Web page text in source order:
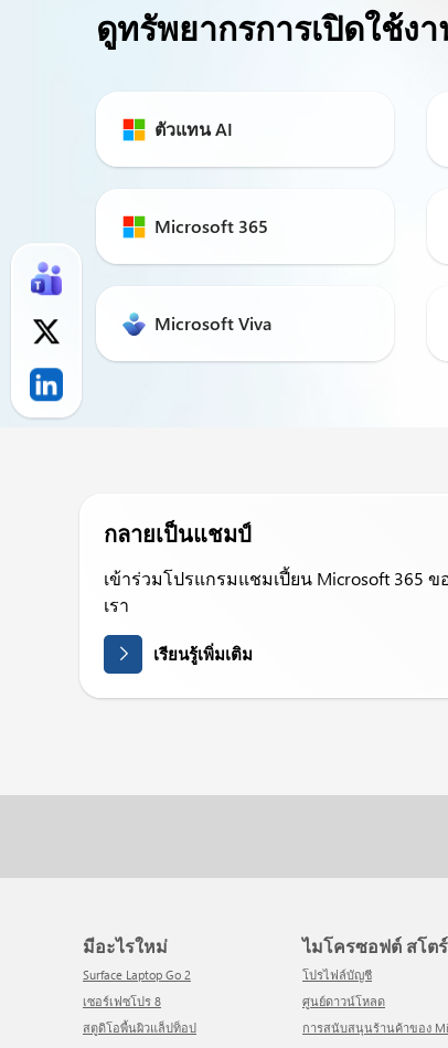
ดูทรัพยากรการเปิดใช้
ตัวแทน AI
Microsoft 365
Microsoft Viva
กลายเป็นแชมป์
เข้าร่วมโปรแกรมแชมเปี้ยน Microsoft 365 ข
เรา
เรียนรู้เพิ่มเติม
มีอะไรใหม่
Surface Laptop Go 2
เซอร์เฟซโปร 8
สตูดิโอพื้นผิวแล็ปท็อป
ไมโครซอฟต์ สโตร์
โปรไฟล์บัญชี
ศูนย์ดาวน์โหลด
การสนับสนุนร้านค้าของ